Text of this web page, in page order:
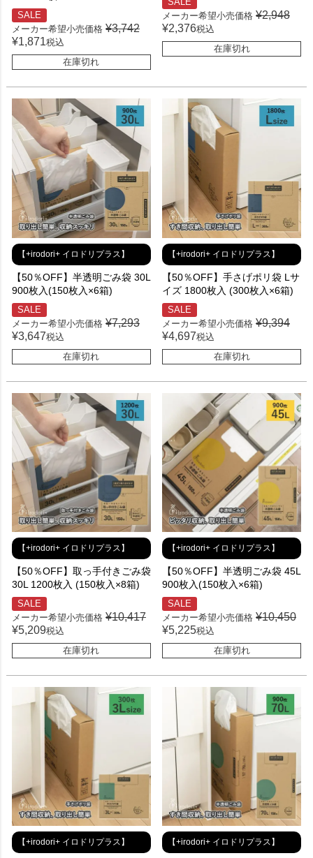
SALE
メーカー希望小売価格 ¥3,742
¥1,871税込
在庫切れ
メーカー希望小売価格 ¥2,948
¥2,376税込
在庫切れ
【+irodori+ イロドリプラス】
【50％OFF】半透明ごみ袋 30L
900枚入(150枚入×6箱)
SALE
メーカー希望小売価格 ¥7,293
¥3,647税込
在庫切れ
【+irodori+ イロドリプラス】
【50％OFF】手さげポリ袋 Lサ
イズ 1800枚入 (300枚入×6箱)
SALE
メーカー希望小売価格 ¥9,394
¥4,697税込
在庫切れ
【+irodori+ イロドリプラス】
【50％OFF】取っ手付きごみ袋
30L 1200枚入 (150枚入×8箱)
SALE
メーカー希望小売価格 ¥10,417
¥5,209税込
在庫切れ
【+irodori+ イロドリプラス】
【50％OFF】半透明ごみ袋 45L
900枚入(150枚入×6箱)
SALE
メーカー希望小売価格 ¥10,450
¥5,225税込
在庫切れ
【+irodori+ イロドリプラス】 【+irodori+ イロドリプラス】